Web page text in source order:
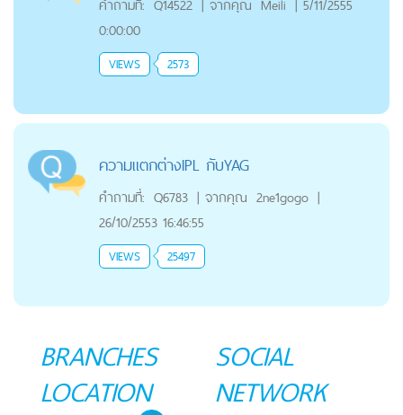
คำถามที่: Q14522 จากคุณ Meili
5/11/2555
0:00:00
VIEWS 2573
ความแตกต่างIPL กับYAG
คำถามที่: Q6783 | จากคุณ 2ne1gogo |
26/10/2553 16:46:55
VIEWS 25497
BRANCHES
LOCATION
SOCIAL
NETWORK